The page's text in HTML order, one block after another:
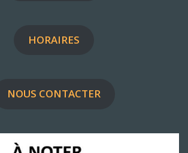
HORAIRES
NOUS CONTACTER